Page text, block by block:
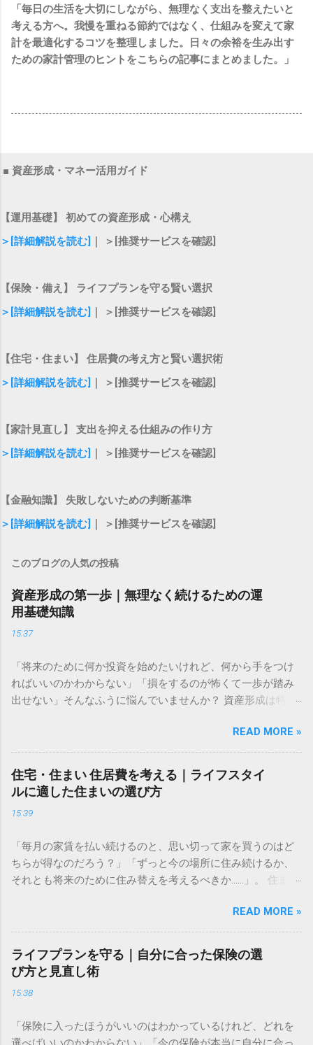
「毎日の生活を大切にしながら、無理なく支出を整えたいと
考える方へ。我慢を重ねる節約ではなく、仕組みを変えて家
計を最適化するコツを整理しました。日々の余裕を生み出す
ための家計管理のヒントをこちらの記事にまとめました。」
■ 資産形成・マネー活用ガイド
【運用基礎】 初めての資産形成・心構え
＞[詳細解説を読む]
｜ ＞[推奨サービスを確認]
【保険・備え】 ライフプランを守る賢い選択
＞[詳細解説を読む]
｜ ＞[推奨サービスを確認]
【住宅・住まい】 住居費の考え方と賢い選択術
＞[詳細解説を読む]
｜ ＞[推奨サービスを確認]
【家計見直し】 支出を抑える仕組みの作り方
＞[詳細解説を読む]
｜ ＞[推奨サービスを確認]
【金融知識】 失敗しないための判断基準
＞[詳細解説を読む]
｜ ＞[推奨サービスを確認]
このブログの人気の投稿
資産形成の第一歩｜無理なく続けるための運
用基礎知識
15:37
「将来のために何か投資を始めたいけれど、何から手をつけ
ればいいのかわからない」「損をするのが怖くて一歩が踏み
出せない」そんなふうに悩んでいませんか？ 資産形成は特別
組みを正しく理解し、自分に合ったペースで長く続けること
です。この記事では、資産形成をこれから始める方に向け
た、失敗しないための基礎知識と、無理なく続けるための考
え方をわかりやすく解説します。 資産運用はなぜ必要なのか
多くの人が「預金だけで十分ではないの？」と考えがちです
が、現代において資産運用は、豊かな生活を送るための「守
計画 資産形成の目的は、単に「お金を増やすこと」だけでは
ありません。真の目的は、ライフイベント（結婚、住宅購
入、教育、老後など）に必要な資金を確保し、人生の選択肢
の価値は目減りします。預金だけで資産を管理していると、
インフレリスクによって将来の購買力が低下してしまう可能
性があるのです。まずは「何のために、いつまでに、いくら
必要なのか」を明確にすることから始めましょう。具体的な
方法 投資の最大の武器は「時間」です。ここで鍵となるのが
「複利」の仕組みです。複利とは、運用で得た利益を再び投
READ MORE »
住宅・住まい 住居費を考える｜ライフスタイ
ルに適した住まいの選び方
15:39
「毎月の家賃を払い続けるのと、思い切って家を買うのはど
ちらが得なのだろう？」「ずっと今の場所に住み続けるか、
それとも将来のために住み替えを考えるべきか……」。 住まい
毎月の固定費として家計に大きく影響するからこそ、慎重に
判断したいものですよね。しかし、周囲の意見や世間の常識
に振り回されてしまうと、自分にとって最適な選択を見失っ
てしまうこともあります。 大切なのは、損得勘定だけで決め
るのではなく、あなたの価値観や家族の将来設計、そして今
のライフスタイルに最もフィットする住まいを見つけること
要な「生涯コスト」の考え方や、物件探しの際に必ずチェッ
READ MORE »
ライフプランを守る｜自分に合った保険の選
び方と見直し術
15:38
「保険に入ったほうがいいのはわかっているけれど、どれを